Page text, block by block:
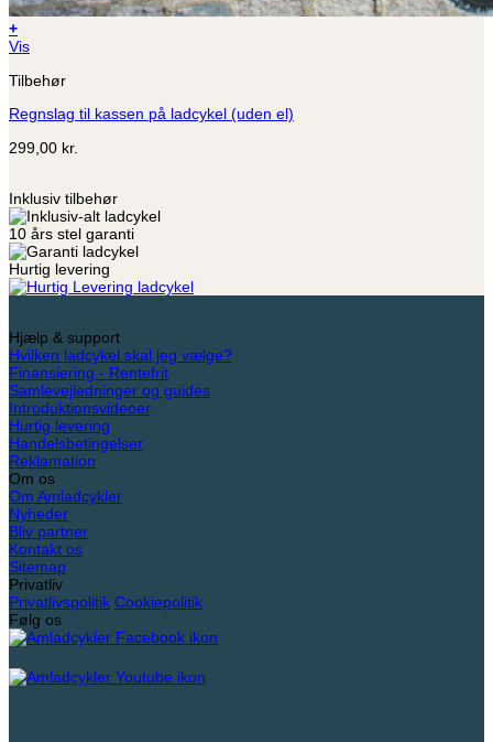
+
Vis
Tilbehør
Regnslag til kassen på ladcykel (uden el)
299,00 kr.
Inklusiv tilbehør
10 års stel garanti
Hurtig levering
Hjælp & support
Hvilken ladcykel skal jeg vælge?
Finansiering - Rentefrit
Samlevejledninger og guides
Introduktionsvideoer
Hurtig levering
Handelsbetingelser
Reklamation
Om os
Om Amladcykler
Nyheder
Bliv partner
Kontakt os
Sitemap
Privatliv
Privatlivspolitik Cookiepolitik
Følg os